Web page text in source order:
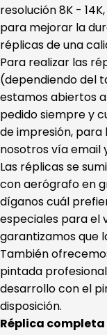
resolución 8K -
para mejorar la
réplicas de una
Para realizar las
(dependiendo del
estamos abiertos
pedido siempre y
de impresión,
nosotros vía email
Las réplicas se
con aerógrafo en
díganos cuál
especiales para el
garantizamos que
También
pintada
desarrollo con el
disposición.
Réplica